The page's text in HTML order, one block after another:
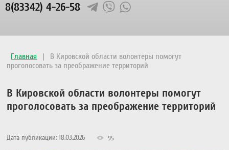
8(83342) 4-26-58
Главная |
В Кировской области волонтеры помогут
проголосовать за преображение территорий
В Кировской области волонтеры помогут
проголосовать за преображение территорий
Дата публикации: 18.03.2026 95